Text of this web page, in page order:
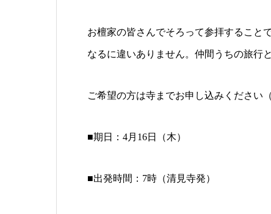
お檀家の皆さんでそろって参拝すること
なるに違いありません。仲間うちの旅行
ご希望の方は寺までお申し込みください（
■期日：4月16日（木）
■出発時間：7時（清見寺発）